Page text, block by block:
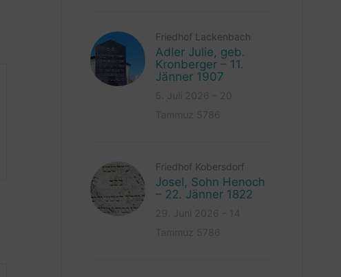
Friedhof Lackenbach
Adler Julie, geb.
Kronberger – 11.
Jänner 1907
Friedhof Kobersdorf
Josel, Sohn Henoch
– 22. Jänner 1822